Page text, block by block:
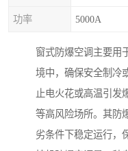
功率 5000A
窗式防爆空调主要用
境中，确保安全制冷
止电火花或高温引发
等高风险场所。其防
劣条件下稳定运行，